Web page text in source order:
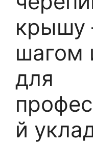
крышу
шагом
для
й